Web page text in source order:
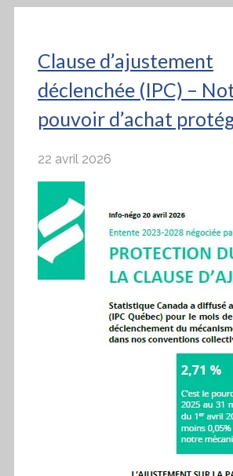
Clause d’ajustement
déclenchée (IPC) –
pouvoir d’achat
22 avril 2026